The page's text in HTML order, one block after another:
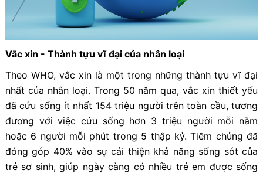
Vắc xin - Thành tựu vĩ đại của nhân loại
Theo WHO, vắc xin là một trong những thành tựu vĩ đại
nhất của nhân loại. Trong 50 năm qua, vắc xin thiết yếu
đã cứu sống ít nhất 154 triệu người trên toàn cầu, tương
đương với việc cứu sống hơn 3 triệu người mỗi năm
hoặc 6 người mỗi phút trong 5 thập kỷ. Tiêm chủng đã
đóng góp 40% vào sự cải thiện khả năng sống sót của
trẻ sơ sinh, giúp ngày càng có nhiều trẻ em được sống